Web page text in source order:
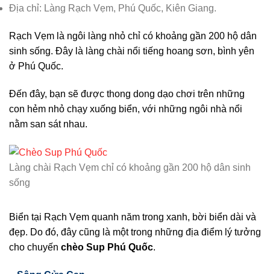
Địa chỉ: Làng Rạch Vẹm, Phú Quốc, Kiên Giang.
Rạch Vẹm là ngôi làng nhỏ chỉ có khoảng gần 200 hộ dân
sinh sống. Đây là làng chài nổi tiếng hoang sơn, bình yên
ở Phú Quốc.
Đến đây, bạn sẽ được thong dong dạo chơi trên những
con hẻm nhỏ chạy xuống biển, với những ngôi nhà nổi
nằm san sát nhau.
Làng chài Rạch Vẹm chỉ có khoảng gần 200 hộ dân sinh
sống
Biển tại Rạch Vẹm quanh năm trong xanh, bời biển dài và
đẹp. Do đó, đây cũng là một trong những địa điểm lý tưởng
cho chuyến chèo Sup Phú Quốc.